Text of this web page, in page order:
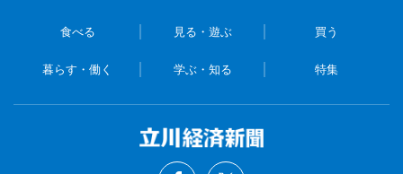
食べる 見る・遊ぶ 買う
暮らす・働く 学ぶ・知る 特集